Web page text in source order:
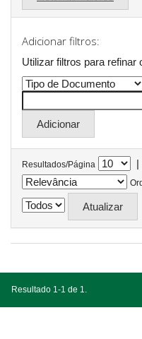
Adicionar filtros:
Utilizar filtros para refinar
Resultados/Página |
Resultado 1-1 de 1.